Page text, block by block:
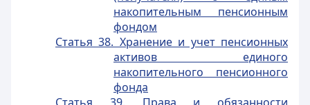
накопительным пенсионным
фондом
Статья 38. Хранение и учет пенсионных
активов единого
накопительного пенсионного
фонда